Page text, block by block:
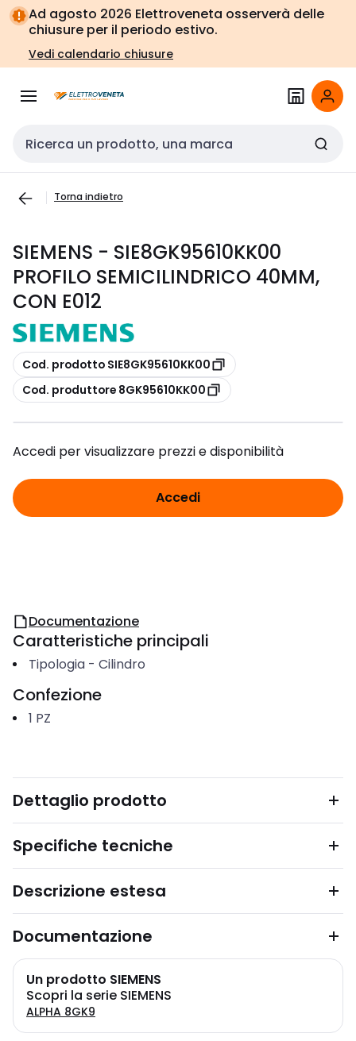
Vai alla
navigazione
Vai
alla
pagina
Ad agosto 2026 Elettroveneta osserverà delle
chiusure per il periodo estivo.
Vedi calendario chiusure
Cerca input
Torna indietro
SIEMENS - SIE8GK95610KK00
PROFILO SEMICILINDRICO 40MM,
CON E012
copia
Cod. prodotto SIE8GK95610KK00
copia
Cod. produttore 8GK95610KK00
Accedi per visualizzare prezzi e disponibilità
Accedi
Documentazione
Caratteristiche principali
Tipologia- Cilindro
Confezione
1 PZ
Dettaglio prodotto
Specifiche tecniche
Descrizione estesa
Documentazione
Un prodotto SIEMENS
Scopri la serie SIEMENS
ALPHA 8GK9